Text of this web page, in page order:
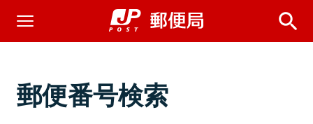
郵便番号検索